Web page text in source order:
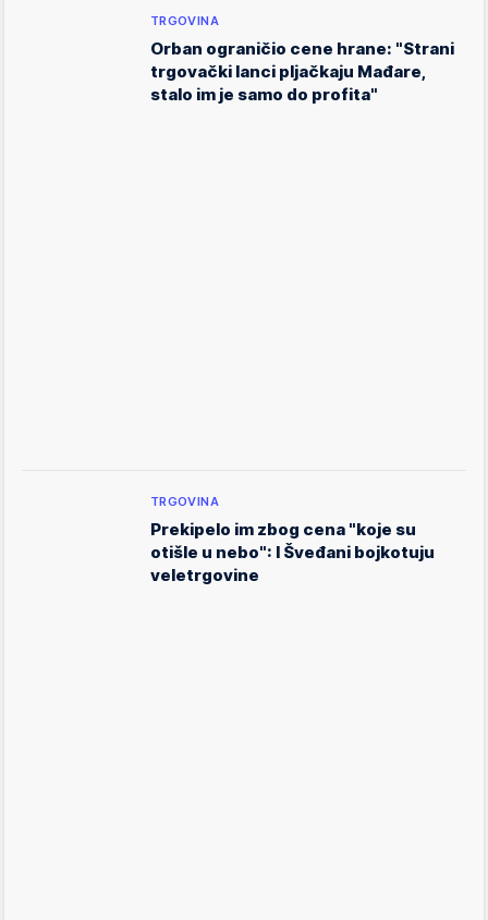
TRGOVINA
Orban ograničio cene hrane: "Strani
trgovački lanci pljačkaju Mađare,
stalo im je samo do profita"
TRGOVINA
Prekipelo im zbog cena "koje su
otišle u nebo": I Šveđani bojkotuju
veletrgovine